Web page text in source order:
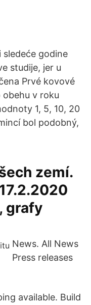
sledeće godine
studije, jer u
Prvé kovové
obehu v roku
1, 5, 10, 20
bol podobný,
zemí.
grafy
News. All News
Press releases
available. Build